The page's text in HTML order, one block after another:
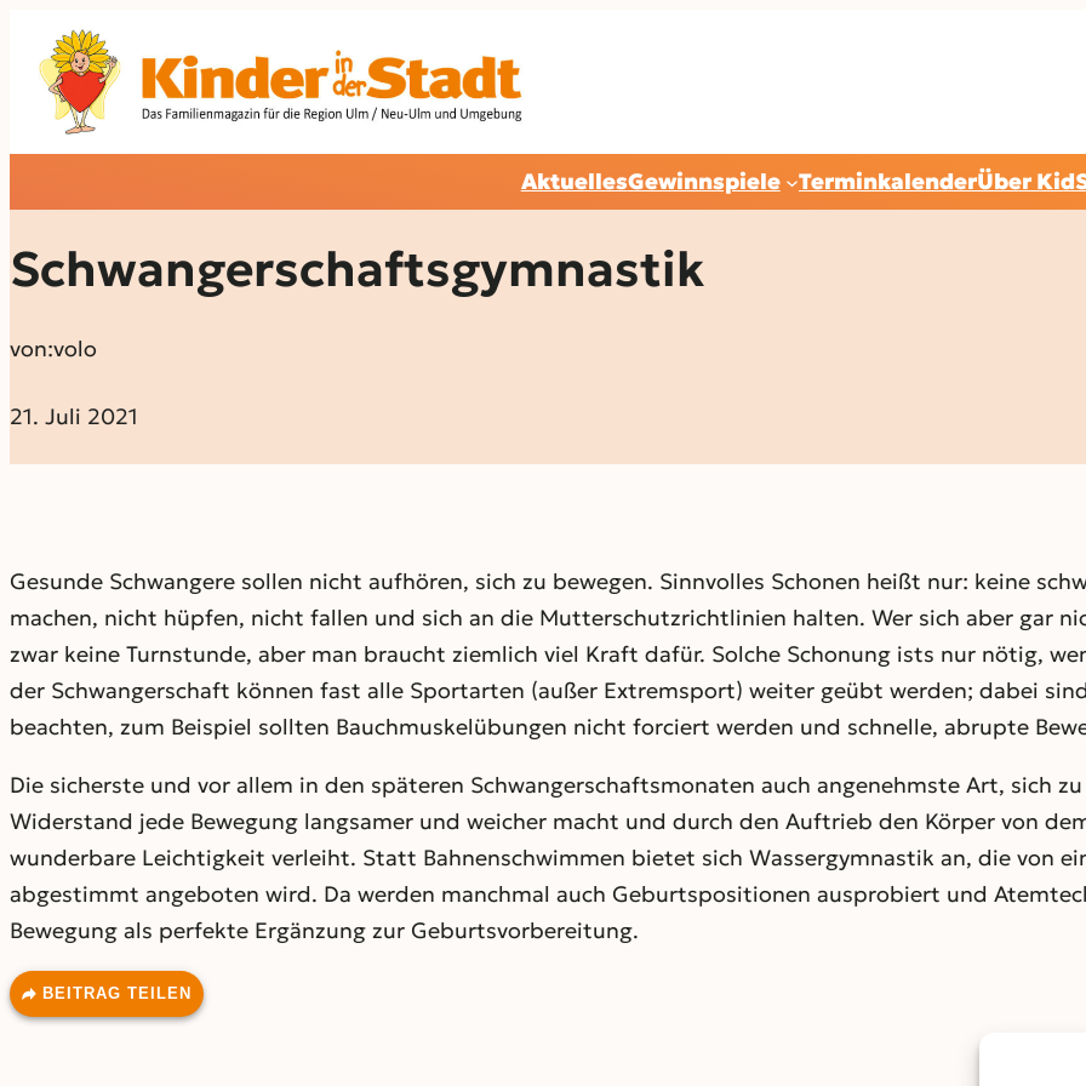
AktuellesGewinnspiele TerminkalenderÜber
Schwangerschaftsgymnastik
von:volo
21. Juli 2021
Gesunde Schwangere sollen nicht aufhören, sich zu bewegen. Sinnvolles Schonen heißt nur: keine
machen, nicht hüpfen, nicht fallen und sich an die Mutterschutzrichtlinien halten. Wer sich aber gar
zwar keine Turnstunde, aber man braucht ziemlich viel Kraft dafür. Solche Schonung ists nur nötig,
der Schwangerschaft können fast alle Sportarten (außer Extremsport) weiter geübt werden; dabei
beachten, zum Beispiel sollten Bauchmuskelübungen nicht forciert werden und schnelle, abrupte
Die sicherste und vor allem in den späteren Schwangerschaftsmonaten auch angenehmste Art, sich
Widerstand jede Bewegung langsamer und weicher macht und durch den Auftrieb den Körper von
wunderbare Leichtigkeit verleiht. Statt Bahnenschwimmen bietet sich Wassergymnastik an, die von
abgestimmt angeboten wird. Da werden manchmal auch Geburtspositionen ausprobiert und
Bewegung als perfekte Ergänzung zur Geburtsvorbereitung.
BEITRAG TEILEN